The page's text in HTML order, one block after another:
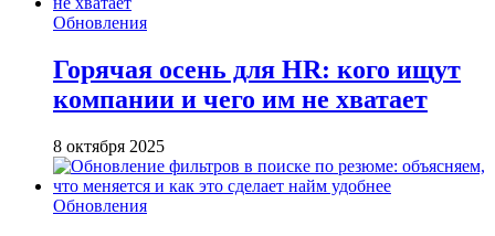
Обновления
Горячая осень для HR: кого ищут
компании и чего им не хватает
8 октября 2025
Обновления